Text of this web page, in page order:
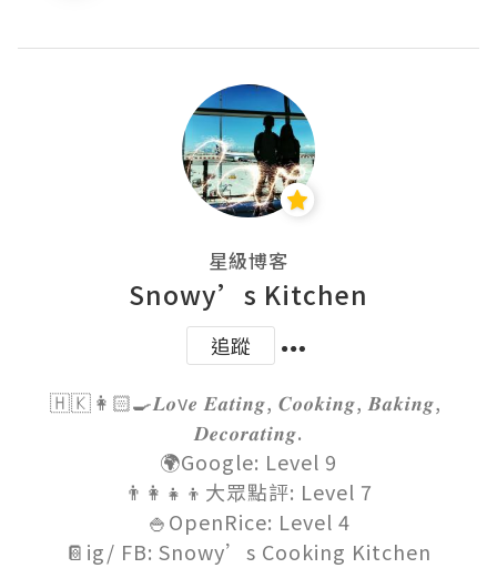
星級博客
Snowy’s Kitchen
追蹤
🇭🇰👩🏻‍🍳𝑳𝒐v𝒆 𝑬𝒂𝒕𝒊𝒏𝒈, 𝑪𝒐𝒐𝒌𝒊𝒏𝒈, 𝑩𝒂𝒌𝒊𝒏𝒈,
𝑫𝒆𝒄𝒐𝒓𝒂𝒕𝒊𝒏𝒈.
🌍Google: Level 9
👨‍👩‍👧‍👦大眾點評: Level 7
🍚OpenRice: Level 4
📔ig/ FB: Snowy’s Cooking Kitchen